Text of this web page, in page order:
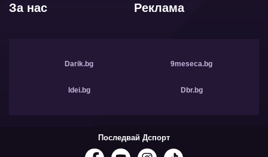
Реклама
За нас
Darik.bg 9meseca.bg
Idei.bg Dbr.bg
Последвай Дспорт